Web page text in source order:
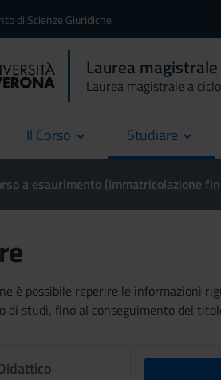
di Scienze Giuridiche
Laurea
Laurea magistrale a
Il Corso Studiare
a esaurimento (Immatricolazione
è possibile reperire le informazioni
di studi, fino al conseguimento del